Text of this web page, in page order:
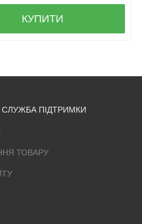
КУПИТИ
СЛУЖБА ПІДТРИМКИ
ТОВАРУ